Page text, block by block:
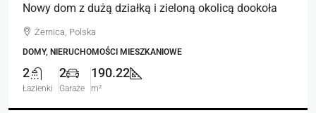
Nowy dom z dużą działką i zieloną okolicą dookoła
Żernica, Polska
DOMY, NIERUCHOMOŚCI MIESZKANIOWE
2
Łazienki
2
Garaże
190.22
m²